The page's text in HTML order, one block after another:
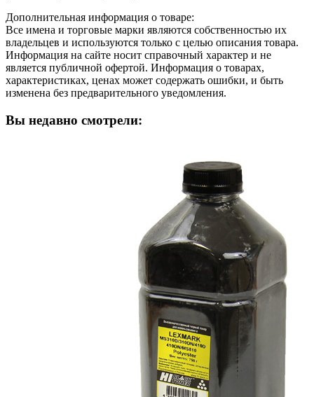
Дополнительная информация о товаре:
Все имена и торговые марки являются собственностью их
владельцев и используются только с целью описания товара.
Информация на сайте носит справочный характер и не
является публичной офертой. Информация о товарах,
характеристиках, ценах может содержать ошибки, и быть
изменена без предварительного уведомления.
Вы недавно смотрели: